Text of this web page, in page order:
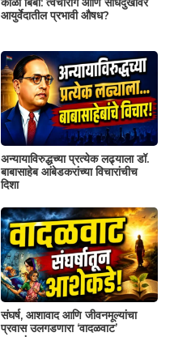
आयुर्वेदातील प्रभावी औषध?
अन्यायाविरुद्धच्या प्रत्येक लढ्याला डॉ.
बाबासाहेब आंबेडकरांच्या विचारांचीच
दिशा
संघर्ष, आशावाद आणि जीवनमूल्यांचा
प्रवास उलगडणारा ‘वादळवाट’